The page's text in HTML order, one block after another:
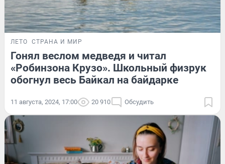
ЛЕТО СТРАНА И МИР
Гонял веслом медведя и читал
«Робинзона Крузо». Школьный физрук
обогнул весь Байкал на байдарке
11 августа, 2024, 17:00 20 910 Обсудить